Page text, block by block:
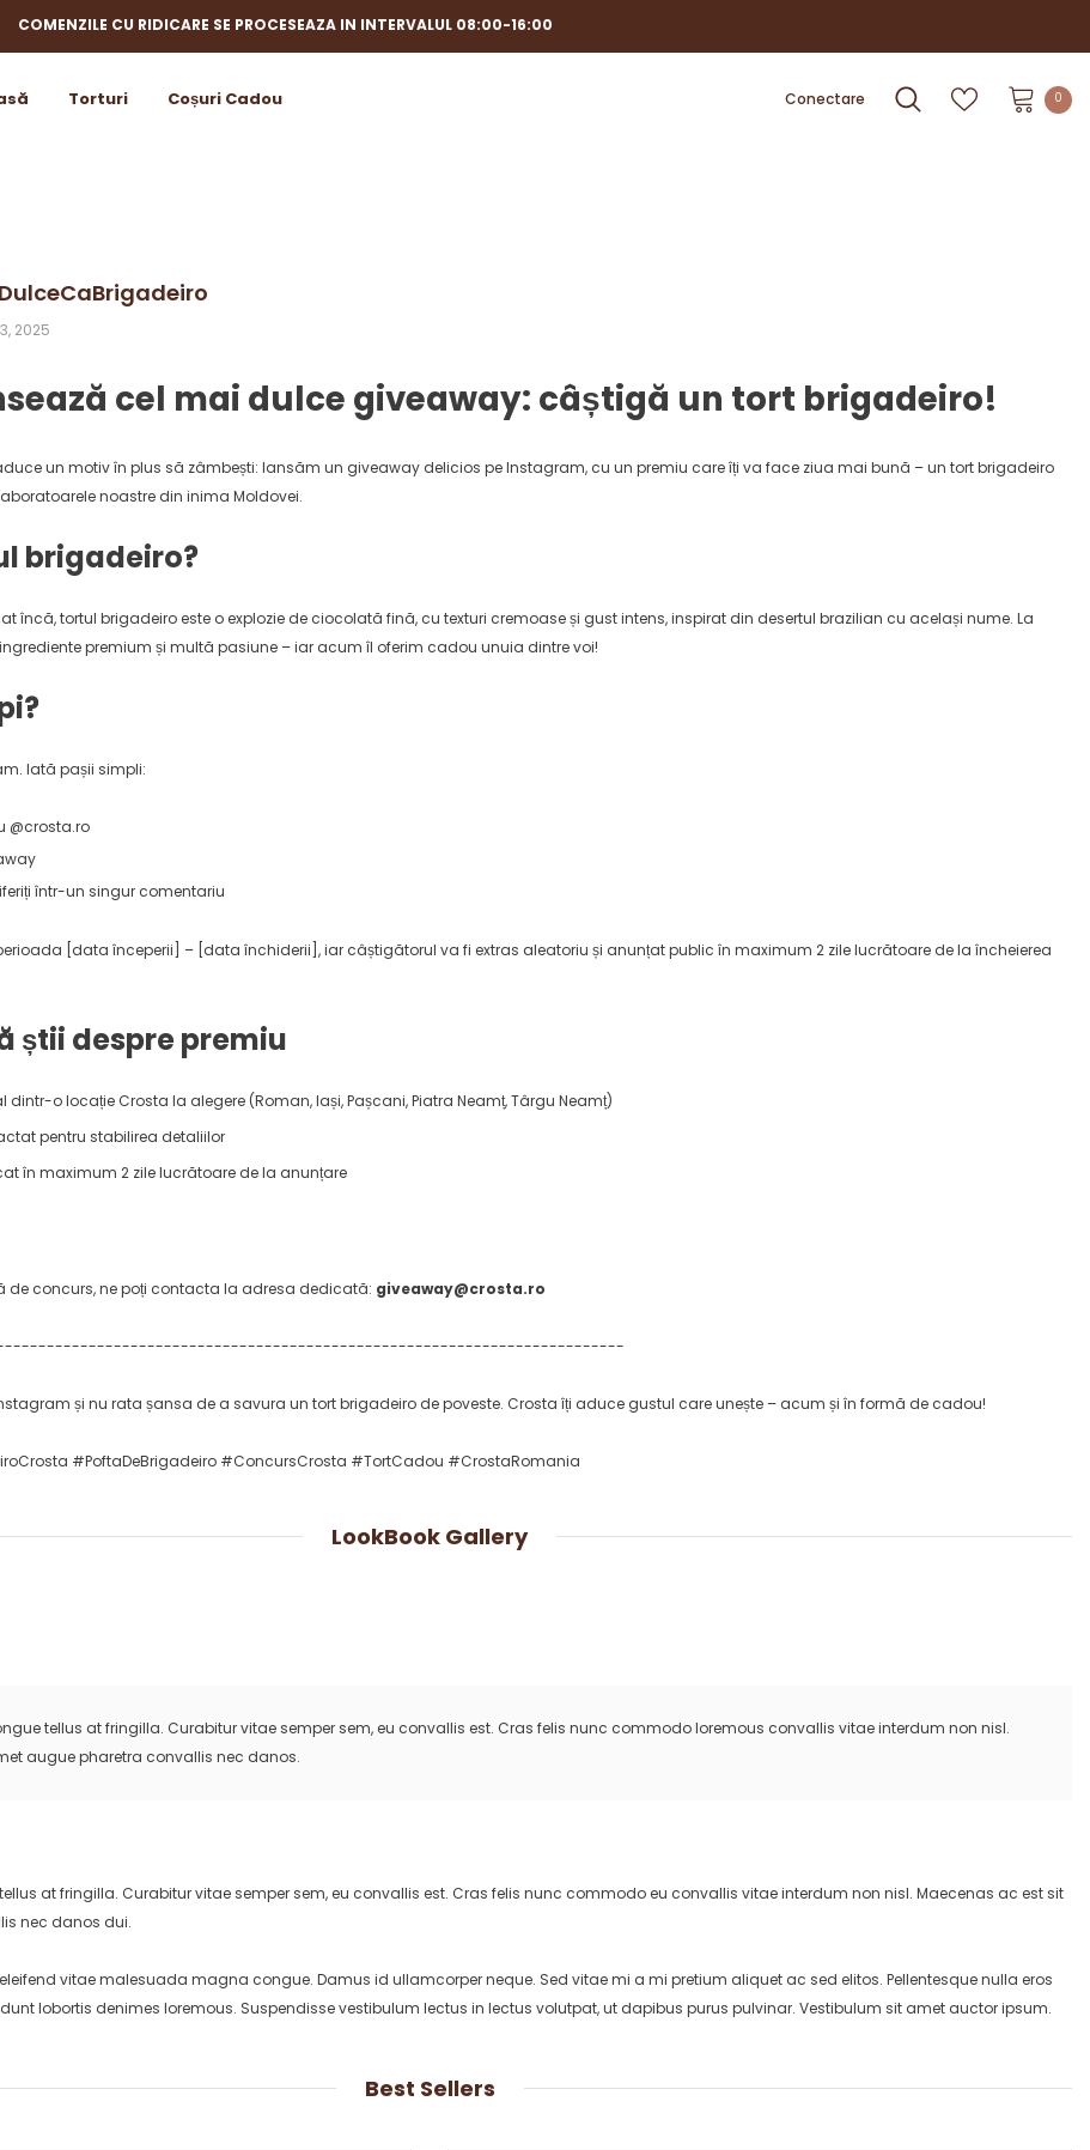
COMENZILE CU RIDICARE SE PROCESEAZA IN INTERVALUL 08:00-16:00
Torturi Coșuri Cadou Conectare 0
2025
cel mai dulce giveaway: câștigă un tort brigadeiro!
un motiv în plus să zâmbești: lansăm un giveaway delicios pe Instagram, cu un premiu care îți va face ziua mai bună – un tort brigadeiro
noastre din inima Moldovei.
brigadeiro?
încă, tortul brigadeiro este o explozie de ciocolată fină, cu texturi cremoase și gust intens, inspirat din desertul brazilian cu același nume. La
premium și multă pasiune – iar acum îl oferim cadou unuia dintre voi!
Iată pașii simpli:
@crosta.ro
într-un singur comentariu
[data începerii] – [data închiderii], iar câștigătorul va fi extras aleatoriu și anunțat public în maximum 2 zile lucrătoare de la încheierea
știi despre premiu
dintr-o locație Crosta la alegere (Roman, Iași, Pașcani, Piatra Neamț, Târgu Neamț)
pentru stabilirea detaliilor
în maximum 2 zile lucrătoare de la anunțare
de concurs, ne poți contacta la adresa dedicată: giveaway@crosta.ro
și nu rata șansa de a savura un tort brigadeiro de poveste. Crosta îți aduce gustul care unește – acum și în formă de cadou!
#PoftaDeBrigadeiro #ConcursCrosta #TortCadou #CrostaRomania
LookBook Gallery
tellus at fringilla. Curabitur vitae semper sem, eu convallis est. Cras felis nunc commodo loremous convallis vitae interdum non nisl.
augue pharetra convallis nec danos.
at fringilla. Curabitur vitae semper sem, eu convallis est. Cras felis nunc commodo eu convallis vitae interdum non nisl. Maecenas ac est sit
nec danos dui.
vitae malesuada magna congue. Damus id ullamcorper neque. Sed vitae mi a mi pretium aliquet ac sed elitos. Pellentesque nulla eros
lobortis denimes loremous. Suspendisse vestibulum lectus in lectus volutpat, ut dapibus purus pulvinar. Vestibulum sit amet auctor ipsum.
Best Sellers